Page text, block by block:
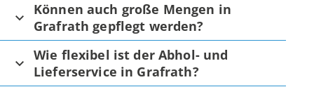
Können auch große Mengen in
Grafrath gepflegt werden?
Wie flexibel ist der Abhol- und
Lieferservice in Grafrath?